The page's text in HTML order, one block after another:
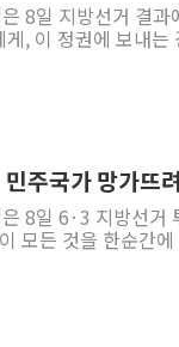
8일 지방선거 결
, 이 정권에 보내는
주국가 망가
8일 6·3 지방선거
모든 것을 한순간